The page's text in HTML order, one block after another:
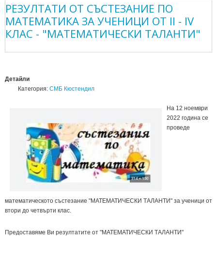
РЕЗУЛТАТИ ОТ СЪСТЕЗАНИЕ ПО
МАТЕМАТИКА ЗА УЧЕНИЦИ ОТ II - IV
КЛАС - "МАТЕМАТИЧЕСКИ ТАЛАНТИ"
Детайли
Категория: СМБ Кюстендил
На 12 ноември
2022 година се
проведе
математическото състезание "МАТЕМАТИЧЕСКИ ТАЛАНТИ" за ученици от
втори до четвърти клас.
Предоставяме Ви резултатите от "МАТЕМАТИЧЕСКИ ТАЛАНТИ"